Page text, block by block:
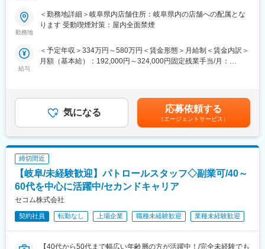
・月平均残業時間9.5時間程度
・年間休日125日
・資格取得金・資格取得奨励金・扶養家族の健康診断費用負担や
婦人科検診毎年無料など、福利厚生充実
ロジェクトでの開発業務をお任せします。
・エンジニアをサポートする部署がございます。名古屋拠点には
主に4名。技術的な部分でもサポートいたします！
営業とサポート部署であなたをしっかりサポートします！
最後に…
◎出向型の働き方に対してご不安をお持ちの方もご安心くださ
い。◎
弊社では勤務地・案件内容・働き方（リモート可否）など、すべ
てご希望を丁寧に伺い、しっかり相談したうえで配属先を決定し
ております。
一方的なご案内はいたしませんので、ご自身に合った環境でご活
躍いただけます。
当社直営のソフトバンクショップで、お客様の受付対応、携帯電
話やスマートフォンのサービスや商品案内といった仕事をお任せ
ます。
◇受付対応
◇店内イベントの企画・実施 など
★ライフイベントへの支援多数★
（1）社員の男女比は【49.4％：50.6％】で、男女共にバランスよ
く活躍しています。
・年休実質128日！
・月1日の有給取得・連続休暇取得を推進中
・育休取得率100％／復帰率は94.1％！
・保育園に預けて復職した場合⇒保育手当を支給（3歳まで）
・お子さんが4歳に達するまで時短勤務可
・時短とフルタイムをミックスして使えます『慣らしフルタイム
制度』あり
・30歳時点で男女の年収差額が少ないランキング「第1位」
勤務地
＜勤務地詳細＞岐阜県内店舗住所：岐阜県内の店舗への配属とな
ります 受動喫煙対策：屋内全面禁煙
給与
＜予定年収＞334万円～580万円＜賃金形態＞月給制＜賃金内訳＞
月額（基本給）：192,000円～324,000円固定残業手当/月：
トバンク認定資格を取得すると資格手当が追加支給されます。※上
記月収・年収はみなし残業手当含む加えた金額です。賞与：年2回
（6・12月）・昇給：年1回賞与とは別にインセンティブや特別賞
与も支給実績あり（2024年は30万円の追加支給を実施）賃金はあ
くまでも目安の金額であり、選考を通じて上下する可能性があり
ます。月給(月額)は固定手当を含めた表記です。
気になる 応募依頼する
（エージェントサービス）
締切間近
【岐阜/未経験歓迎】パトロールスタッフ◇副業可/40～
60代を中心に活躍中/セカンドキャリア
セコム株式会社
契約社員 転勤なし 上場企業 職種未経験歓迎 業種未経験歓迎
【40代から50代まで幅広い年齢層の方が活躍中！/完全未経験でも